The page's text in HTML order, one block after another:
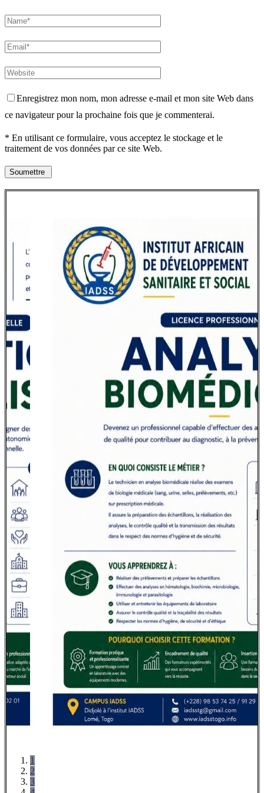
Enregistrez mon nom, mon adresse e-mail et mon site Web dans
ce navigateur pour la prochaine fois que je commenterai.
* En utilisant ce formulaire, vous acceptez le stockage et le
traitement de vos données par ce site Web.
1
2
3